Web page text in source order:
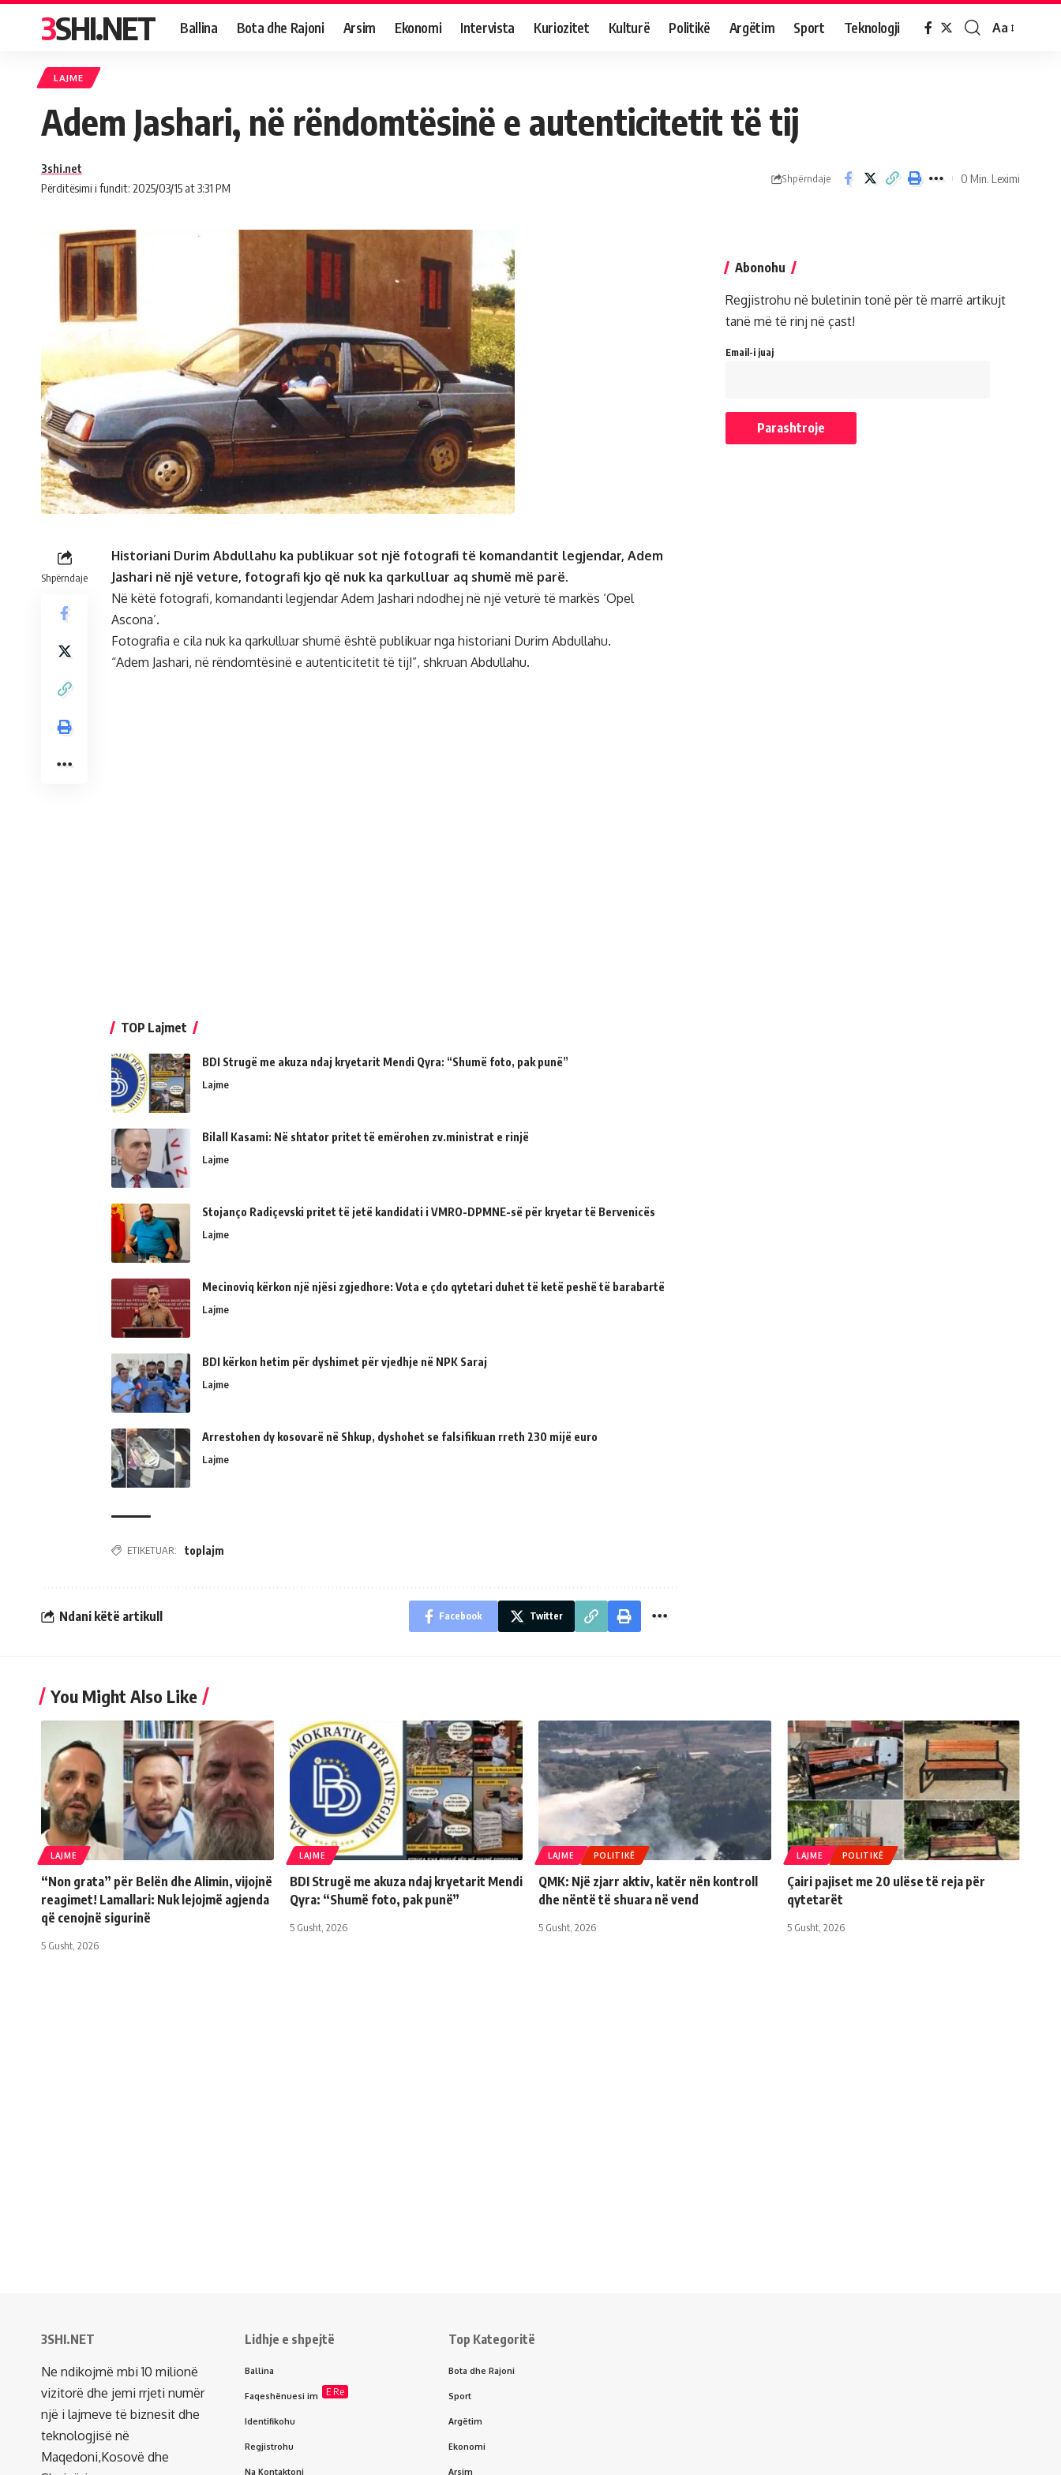
3SHI.NET Ballina Bota dhe Rajoni Arsim Ekonomi Intervista Kuriozitet Kulturë Politikë Argëtim Sport Teknologji Aa
LAJME
Adem Jashari, në rëndomtësinë e autenticitetit të tij
Përditësimi i fundit: 2025/03/15 at 3:31 PM
3shi.net
Shpërndaje 0 Min. Leximi
Shpërndaje
Historiani Durim Abdullahu ka publikuar sot një fotografi të komandantit legjendar, Adem
Jashari në një veture, fotografi kjo që nuk ka qarkulluar aq shumë më parë.
Në këtë fotografi, komandanti legjendar Adem Jashari ndodhej në një veturë të markës ‘Opel
Ascona’.
Fotografia e cila nuk ka qarkulluar shumë është publikuar nga historiani Durim Abdullahu.
“Adem Jashari, në rëndomtësinë e autenticitetit të tij!”, shkruan Abdullahu.
TOP Lajmet
BDI Strugë me akuza ndaj kryetarit Mendi Qyra: “Shumë foto, pak punë”
Lajme
Bilall Kasami: Në shtator pritet të emërohen zv.ministrat e rinjë
Lajme
Stojanço Radiçevski pritet të jetë kandidati i VMRO-DPMNE-së për kryetar të Bervenicës
Lajme
Mecinoviq kërkon një njësi zgjedhore: Vota e çdo qytetari duhet të ketë peshë të barabartë
Lajme
BDI kërkon hetim për dyshimet për vjedhje në NPK Saraj
Lajme
Arrestohen dy kosovarë në Shkup, dyshohet se falsifikuan rreth 230 mijë euro
Lajme
ETIKETUAR: toplajm
Ndani këtë artikull Facebook Twitter
Abonohu
Regjistrohu në buletinin tonë për të marrë artikujt
tanë më të rinj në çast!
Email-i juaj
You Might Also Like
LAJME
“Non grata” për Belën dhe Alimin, vijojnë
reagimet! Lamallari: Nuk lejojmë agjenda
që cenojnë sigurinë
5 Gusht, 2026
LAJME
BDI Strugë me akuza ndaj kryetarit Mendi
Qyra: “Shumë foto, pak punë”
5 Gusht, 2026
LAJME POLITIKË
QMK: Një zjarr aktiv, katër nën kontroll
dhe nëntë të shuara në vend
5 Gusht, 2026
LAJME POLITIKË
Çairi pajiset me 20 ulëse të reja për
qytetarët
5 Gusht, 2026
3SHI.NET
Ne ndikojmë mbi 10 milionë
vizitorë dhe jemi rrjeti numër
një i lajmeve të biznesit dhe
teknologjisë në
Maqedoni,Kosovë dhe
Lidhje e shpejtë
Ballina
Faqeshënuesi im E Re
Identifikohu
Regjistrohu
Na Kontaktoni
Top Kategoritë
Bota dhe Rajoni
Sport
Argëtim
Ekonomi
Arsim